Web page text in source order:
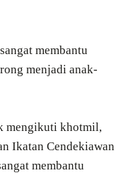
membantu
menjadi anak-
mengikuti khotmil,
Ikatan Cendekiawan
membantu